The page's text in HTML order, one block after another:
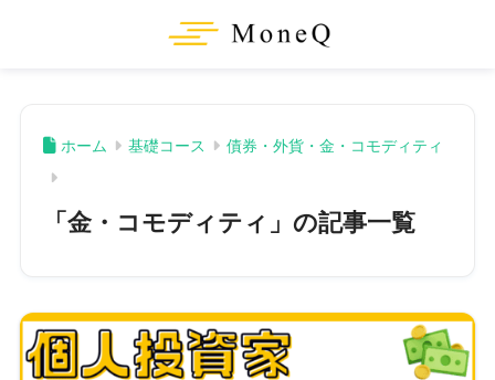
ホーム 基礎コース 債券・外貨・金・コモディティ
「金・コモディティ」の記事一覧